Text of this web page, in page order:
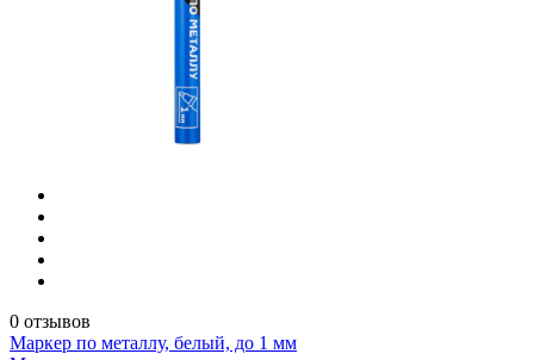
0 отзывов
Маркер по металлу, белый, до 1 мм